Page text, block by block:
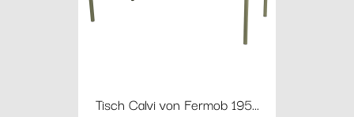
Tisch Calvi von Fermob 195...